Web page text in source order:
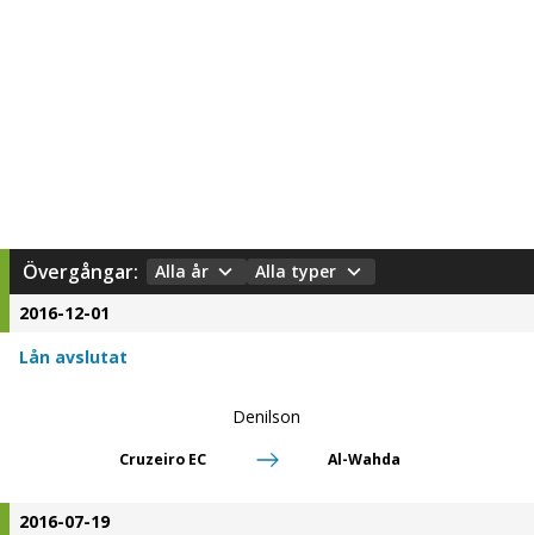
Övergångar: Alla år
Alla typer
2016-12-01
Lån avslutat
Denilson
Cruzeiro EC Al-Wahda
2016-07-19